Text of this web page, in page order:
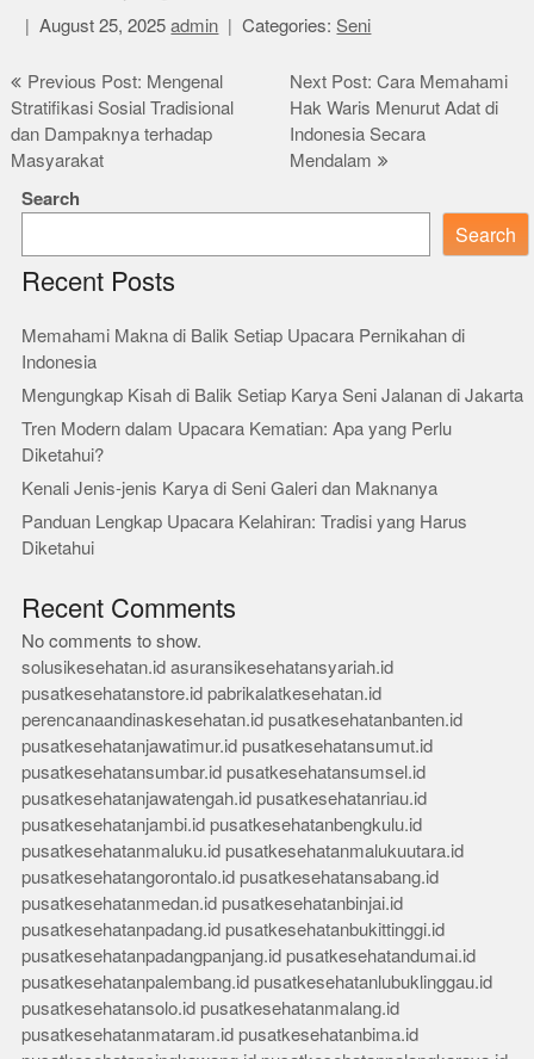
August 25, 2025 admin Categories:Seni
Post
navigation
Previous Post: Mengenal
Stratifikasi Sosial Tradisional
dan Dampaknya terhadap
Masyarakat
Next Post: Cara Memahami
Hak Waris Menurut Adat di
Indonesia Secara
Mendalam
Search
Search
Recent Posts
Memahami Makna di Balik Setiap Upacara Pernikahan di
Indonesia
Mengungkap Kisah di Balik Setiap Karya Seni Jalanan di Jakarta
Tren Modern dalam Upacara Kematian: Apa yang Perlu
Diketahui?
Kenali Jenis-jenis Karya di Seni Galeri dan Maknanya
Panduan Lengkap Upacara Kelahiran: Tradisi yang Harus
Diketahui
Recent Comments
No comments to show.
solusikesehatan.id asuransikesehatansyariah.id
pusatkesehatanstore.id pabrikalatkesehatan.id
perencanaandinaskesehatan.id pusatkesehatanbanten.id
pusatkesehatanjawatimur.id pusatkesehatansumut.id
pusatkesehatansumbar.id pusatkesehatansumsel.id
pusatkesehatanjawatengah.id pusatkesehatanriau.id
pusatkesehatanjambi.id pusatkesehatanbengkulu.id
pusatkesehatanmaluku.id pusatkesehatanmalukuutara.id
pusatkesehatangorontalo.id pusatkesehatansabang.id
pusatkesehatanmedan.id pusatkesehatanbinjai.id
pusatkesehatanpadang.id pusatkesehatanbukittinggi.id
pusatkesehatanpadangpanjang.id pusatkesehatandumai.id
pusatkesehatanpalembang.id pusatkesehatanlubuklinggau.id
pusatkesehatansolo.id pusatkesehatanmalang.id
pusatkesehatanmataram.id pusatkesehatanbima.id